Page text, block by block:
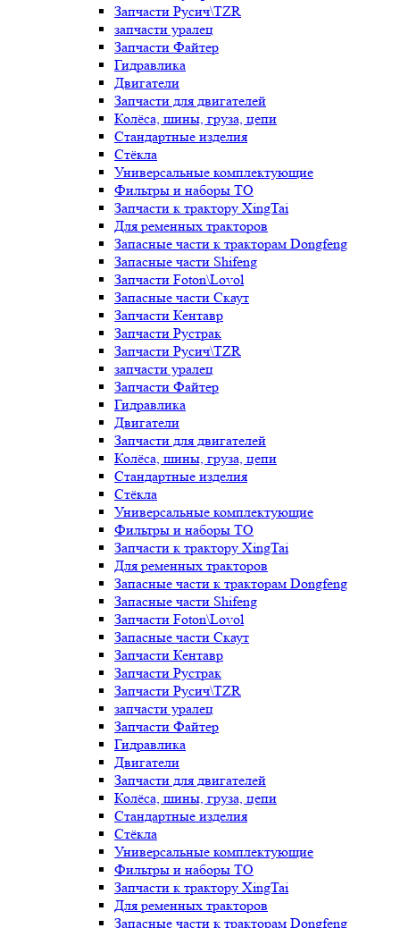
Запчасти Русич\TZR
запчасти уралец
Запчасти Файтер
Гидравлика
Двигатели
Запчасти для двигателей
Колёса, шины, груза, цепи
Стандартные изделия
Стёкла
Универсальные комплектующие
Фильтры и наборы ТО
Запчасти к трактору XingTai
Для ременных тракторов
Запасные части к тракторам Dongfeng
Запасные части Shifeng
Запчасти Foton\Lovol
Запасные части Скаут
Запчасти Кентавр
Запчасти Рустрак
Запчасти Русич\TZR
запчасти уралец
Запчасти Файтер
Гидравлика
Двигатели
Запчасти для двигателей
Колёса, шины, груза, цепи
Стандартные изделия
Стёкла
Универсальные комплектующие
Фильтры и наборы ТО
Запчасти к трактору XingTai
Для ременных тракторов
Запасные части к тракторам Dongfeng
Запасные части Shifeng
Запчасти Foton\Lovol
Запасные части Скаут
Запчасти Кентавр
Запчасти Рустрак
Запчасти Русич\TZR
запчасти уралец
Запчасти Файтер
Гидравлика
Двигатели
Запчасти для двигателей
Колёса, шины, груза, цепи
Стандартные изделия
Стёкла
Универсальные комплектующие
Фильтры и наборы ТО
Запчасти к трактору XingTai
Для ременных тракторов
Запасные части к тракторам Dongfeng